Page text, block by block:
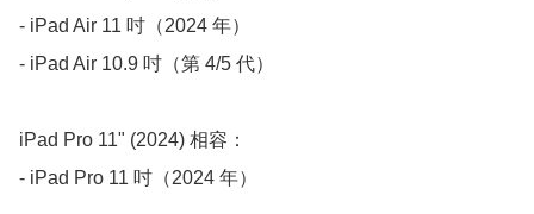
- iPad Air 11 吋（2024 年）
- iPad Air 10.9 吋（第 4/5 代）
iPad Pro 11" (2024) 相容：
- iPad Pro 11 吋（2024 年）